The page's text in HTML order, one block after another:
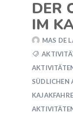
DER
IM
MAS DE
SÜDLICHEN